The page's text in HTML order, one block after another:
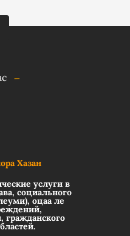
Хазан
услуги в
социального
оцаа ле
гражданского